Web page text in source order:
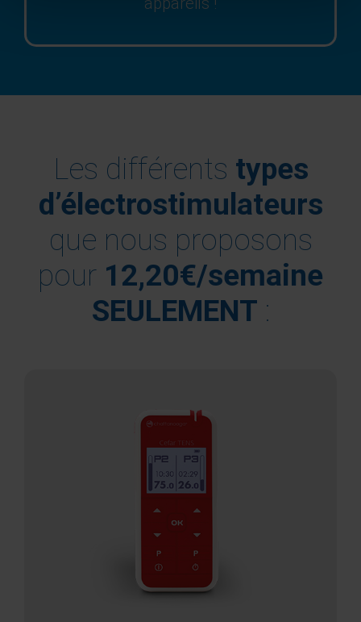
Les différents types
d’électrostimulateurs
que nous proposons
pour 12,20€/semaine
SEULEMENT :